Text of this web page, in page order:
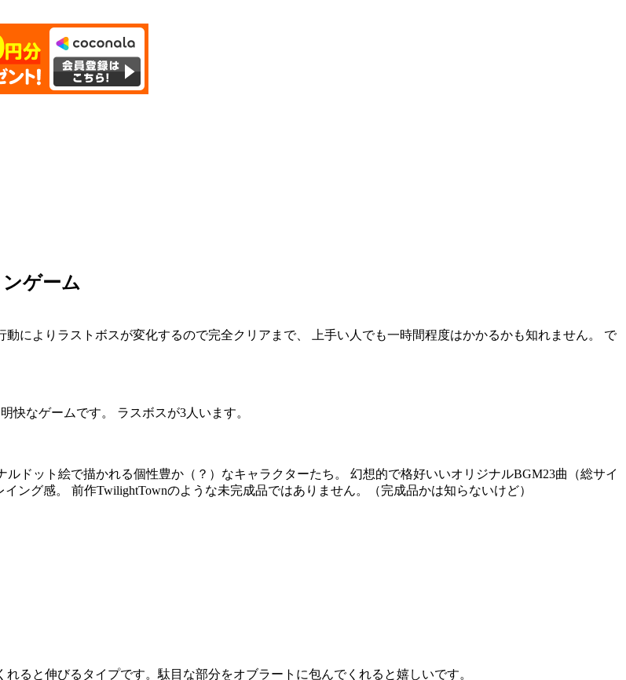
ゲーム
によりラストボスが変化するので完全クリアまで、 上手い人でも一時間程度はかかるかも知れません。 で
快なゲームです。 ラスボスが3人います。
ドット絵で描かれる個性豊か（？）なキャラクターたち。 幻想的で格好いいオリジナルBGM23曲（総サイ
ング感。 前作TwilightTownのような未完成品ではありません。（完成品かは知らないけど）
ると伸びるタイプです。駄目な部分をオブラートに包んでくれると嬉しいです。